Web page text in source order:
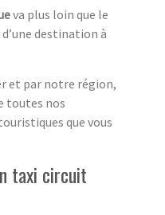
va plus loin que le
destination à
et par notre région,
toutes nos
que vous
taxi circuit